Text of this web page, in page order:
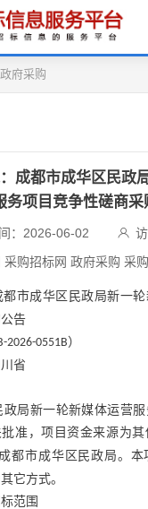
政府采购
成都市成华区民政
务项目竞争性磋商采
：2026-06-02
购招标网 政府采购 采
都市成华区民政局新一
告
2026-0551B）
省
局新一轮新媒体运营
准，项目资金来源为
都市成华区民政局。本
它方式。
范围